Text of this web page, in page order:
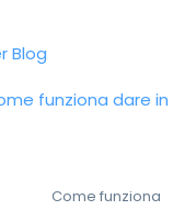
Blog
funziona dare in
Come funziona